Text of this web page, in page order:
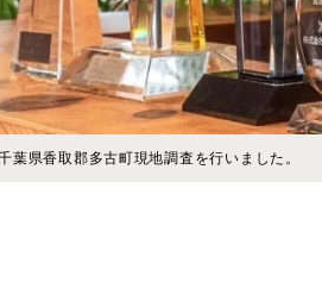
葉県香取郡多古町現地調査を行いました。